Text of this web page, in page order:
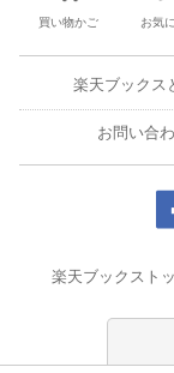
買い物かご お気
楽天ブックス
お問い合
楽天ブックスト